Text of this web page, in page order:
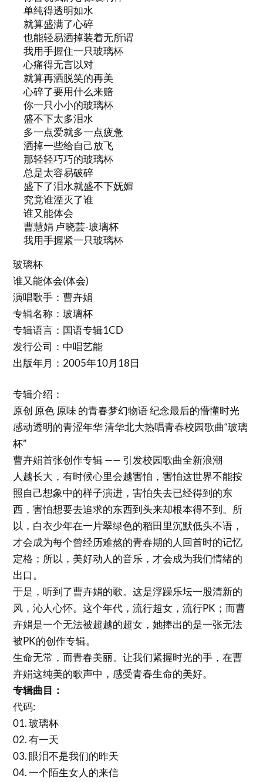
单纯得透明如水
就算盛满了心碎
也能轻易洒掉装着无所谓
我用手握住一只玻璃杯
心痛得无言以对
就算再洒脱笑的再美
心碎了要用什么来赔
你一只小小的玻璃杯
盛不下太多泪水
多一点爱就多一点疲惫
洒掉一些给自己放飞
那轻轻巧巧的玻璃杯
总是太容易破碎
盛下了泪水就盛不下妩媚
究竟谁湮灭了谁
谁又能体会
曹慧娟 卢晓芸-玻璃杯
我用手握紧一只玻璃杯
玻璃杯
谁又能体会(体会)
演唱歌手：曹卉娟
专辑名称：玻璃杯
专辑语言：国语专辑1CD
发行公司：中唱艺能
出版年月：2005年10月18日
专辑介绍：
原创 原色 原味 的青春梦幻物语 纪念最后的懵懂时光
感动透明的青涩年华 清华北大热唱青春校园歌曲“玻璃
杯”
曹卉娟首张创作专辑 —— 引发校园歌曲全新浪潮
人越长大，有时候心里会越害怕，害怕这世界不能按
照自己想象中的样子演进，害怕失去已经得到的东
西，害怕想要去追求的东西到头来却根本得不到。所
以，白衣少年在一片翠绿色的稻田里沉默低头不语，
才会成为每个曾经历难熬的青春期的人回首时的记忆
定格；所以，美好动人的音乐，才会成为我们情绪的
出口。
于是，听到了曹卉娟的歌。这是浮躁乐坛一股清新的
风，沁人心怀。这个年代，流行超女，流行PK；而曹
卉娟是一个无法被超越的超女，她捧出的是一张无法
被PK的创作专辑。
生命无常，而青春美丽。让我们紧握时光的手，在曹
卉娟这纯美的歌声中，感受青春生命的美好。
专辑曲目：
代码:
01. 玻璃杯
02. 有一天
03. 眼泪不是我们的昨天
04. 一个陌生女人的来信